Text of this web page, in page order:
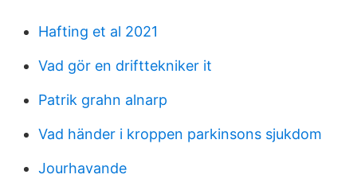
Hafting et al 2021
Vad gör en drifttekniker it
Patrik grahn alnarp
Vad händer i kroppen parkinsons sjukdom
Jourhavande